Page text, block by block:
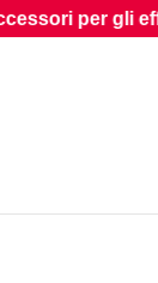
per gli effetti